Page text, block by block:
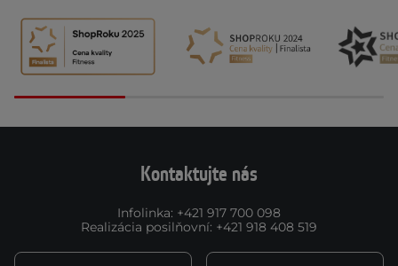
Kontaktujte nás
Infolinka: +421 917 700 098
Realizácia posilňovní: +421 918 408 519